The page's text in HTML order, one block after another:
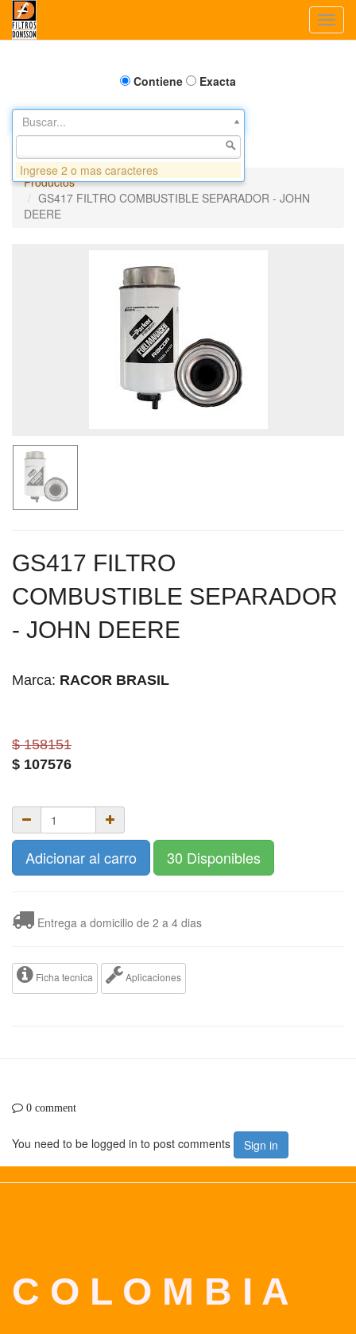
Contiene Exacta
Buscar...
Productos
GS417 FILTRO COMBUSTIBLE SEPARADOR - JOHN
DEERE
GS417 FILTRO
COMBUSTIBLE SEPARADOR
- JOHN DEERE
Marca: RACOR BRASIL
$ 158151
$ 107576
Adicionar al carro 30 Disponibles
Entrega a domicilio de 2 a 4 dias
Ficha tecnica Aplicaciones
0 comment
You need to be logged in to post comments Sign in
C O L O M B I A
Ingrese 2 o mas caracteres